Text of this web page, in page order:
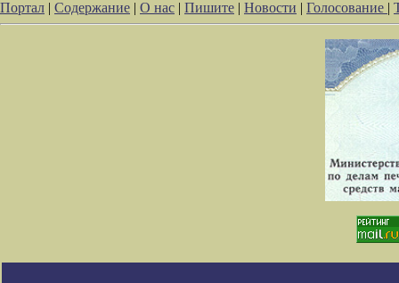
Портал | Содержание | О нас | Пишите | Новости | Голосование |